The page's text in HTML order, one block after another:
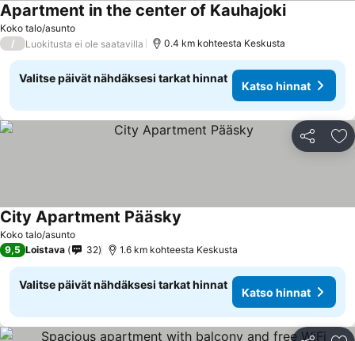
Koko talo/asunto
Apartment in the center of Kauhajoki
/ Luokitusta ei ole saatavilla 0.4 km kohteesta Keskusta
Valitse päivät nähdäksesi tarkat hinnat
Katso hinnat
Jaa
Koko talo/asunto
City Apartment Pääsky
9,5 Loistava 32 1.6 km kohteesta Keskusta
Valitse päivät nähdäksesi tarkat hinnat
Katso hinnat